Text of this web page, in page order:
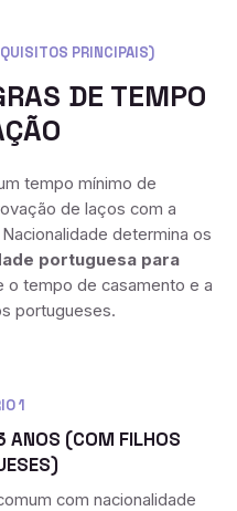
PRINCIPAIS)
DE TEMPO
tempo mínimo de
de laços com a
determina os
portuguesa para
o tempo de casamento e a
portugueses.
1
ANOS (COM FILHOS
com nacionalidade